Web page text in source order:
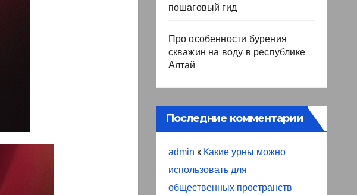
пошаговый гид
Про особенности бурения
скважин на воду в республике
Алтай
Последние комментарии
admin к Какие урны можно
использовать для
общественных пространств